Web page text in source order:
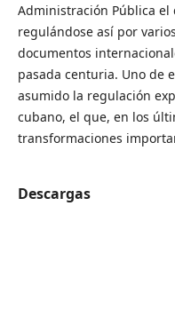
Administración Pública
regulándose así por
documentos
pasada centuria. Uno de
asumido la regulación
cubano, el que, en los
transformaciones
Descargas